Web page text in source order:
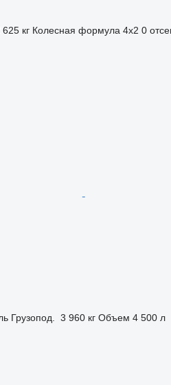
625 кг Колесная формула 4x2 0
Грузопод. 3 960 кг Объем 4 500 л